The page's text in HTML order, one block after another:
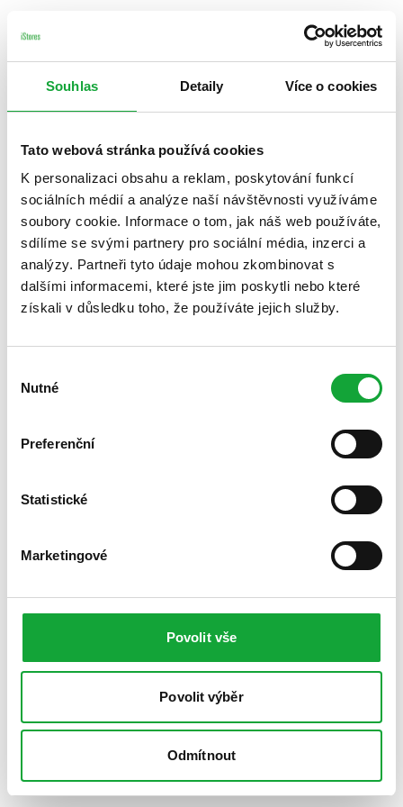
Souhlas Detaily Více o cookies
Tato webová stránka používá cookies
K personalizaci obsahu a reklam, poskytování funkcí
sociálních médií a analýze naší návštěvnosti využíváme
soubory cookie. Informace o tom, jak náš web používáte,
sdílíme se svými partnery pro sociální média, inzerci a
analýzy. Partneři tyto údaje mohou zkombinovat s
dalšími informacemi, které jste jim poskytli nebo které
získali v důsledku toho, že používáte jejich služby.
souhlasu
Nutné
Preferenční
Statistické
Marketingové
Povolit vše
Povolit výběr
Odmítnout